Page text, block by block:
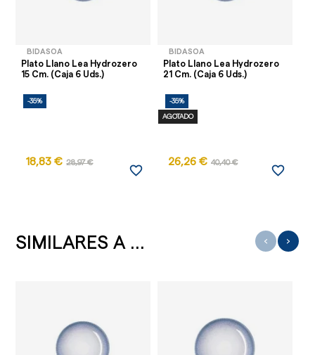
BIDASOA
Plato Llano Lea Hydrozero
15 Cm. (Caja 6 Uds.)
-35%
18,83 € 28,97 €
favorite_border
BIDASOA
Plato Llano Lea Hydrozero
21 Cm. (Caja 6 Uds.)
-35%
AGOTADO
26,26 € 40,40 €
favorite_border
SIMILARES A ... ‹ ›